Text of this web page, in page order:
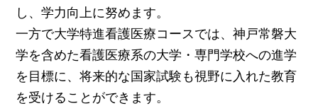
し、学力向上に努めます。
一方で大学特進看護医療コースでは、神戸常磐大
学を含めた看護医療系の大学・専門学校への進学
を目標に、将来的な国家試験も視野に入れた教育
を受けることができます。